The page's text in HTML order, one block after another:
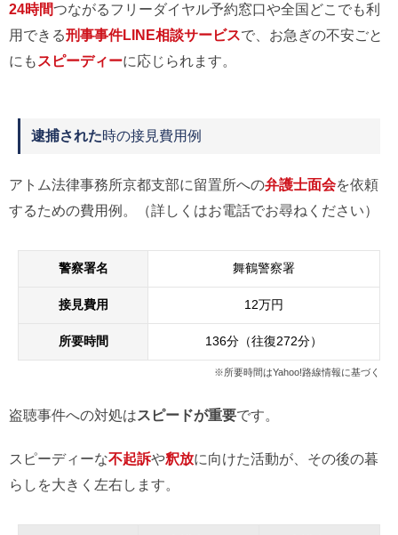
24時間つながるフリーダイヤル予約窓口や全国どこでも利
用できる刑事事件LINE相談サービスで、お急ぎの不安ごと
にも スピーディーに応じられます。
逮捕された時の接見費用例
アトム法律事務所京都支部に留置所への弁護士面会を依頼
するための費用例。（詳しくはお電話でお尋ねください）
警察署名 舞鶴警察署
接見費用 12万円
所要時間 136分（往復272分）
※所要時間はYahoo!路線情報に基づく
盗聴事件への対処はスピードが重要です。
スピーディーな不起訴や釈放に向けた活動が、その後の暮
らしを大きく左右します。